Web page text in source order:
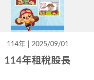
114年 2025/09/01
114年租稅股長